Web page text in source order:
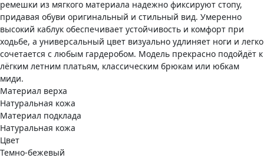
ремешки из мягкого материала надежно фиксируют стопу,
придавая обуви оригинальный и стильный вид. Умеренно
высокий каблук обеспечивает устойчивость и комфорт при
ходьбе, а универсальный цвет визуально удлиняет ноги и легко
сочетается с любым гардеробом. Модель прекрасно подойдёт к
лёгким летним платьям, классическим брюкам или юбкам
миди.
Материал верха
Натуральная кожа
Материал подклада
Натуральная кожа
Цвет
Темно-бежевый